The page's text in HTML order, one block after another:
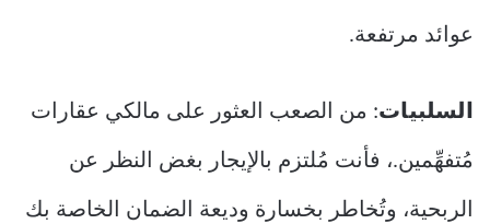
عوائد مرتفعة.
السلبيات: من الصعب العثور على مالكي عقارات
مُتفهِّمين.، فأنت مُلتزم بالإيجار بغض النظر عن
الربحية، وتُخاطر بخسارة وديعة الضمان الخاصة بك